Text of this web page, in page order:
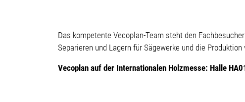
Das kompetente Vecoplan-Team steht den
Separieren und Lagern für Sägewerke und die
Vecoplan auf der Internationalen Holzmesse: Halle